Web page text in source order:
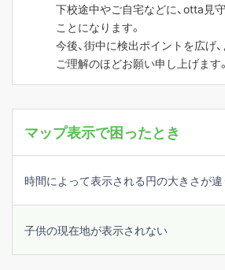
下校途中やご自宅などに、otta見
ことになります。
今後、街中に検出ポイントを広げ
ご理解のほどお願い申し上げます。
マップ表示で困ったとき
時間によって表示される円の大きさが違
子供の現在地が表示されない